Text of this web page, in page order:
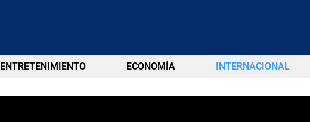
ENTRETENIMIENTO ECONOMÍA INTERNACIONAL